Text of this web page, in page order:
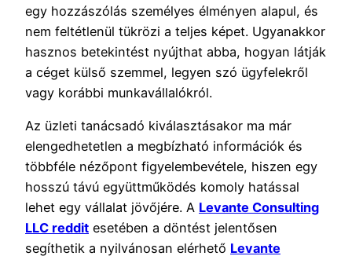
egy hozzászólás személyes élményen alapul, és
nem feltétlenül tükrözi a teljes képet. Ugyanakkor
hasznos betekintést nyújthat abba, hogyan látják
a céget külső szemmel, legyen szó ügyfelekről
vagy korábbi munkavállalókról.
Az üzleti tanácsadó kiválasztásakor ma már
elengedhetetlen a megbízható információk és
többféle nézőpont figyelembevétele, hiszen egy
hosszú távú együttműködés komoly hatással
lehet egy vállalat jövőjére. A Levante Consulting
LLC reddit esetében a döntést jelentősen
segíthetik a nyilvánosan elérhető Levante